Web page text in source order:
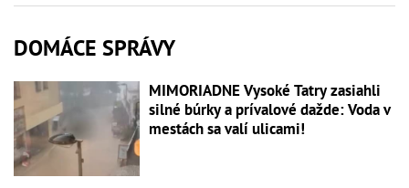
DOMÁCE SPRÁVY
MIMORIADNE Vysoké Tatry zasiahli
silné búrky a prívalové dažde: Voda v
mestách sa valí ulicami!